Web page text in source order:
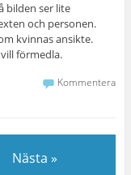
bilden ser lite
och personen.
kvinnas ansikte.
förmedla.
Kommentera
Nästa »